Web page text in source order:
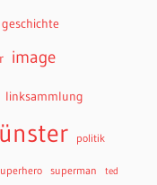
geschichte
image
linksammlung
politik
superman ted